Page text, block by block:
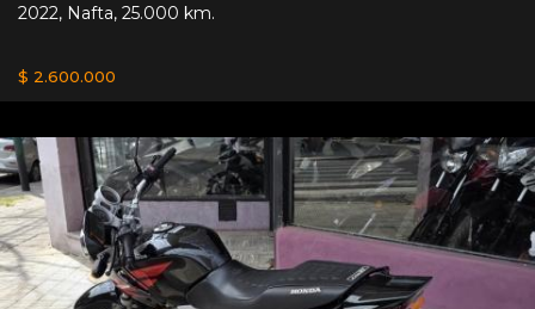
2022, Nafta, 25.000 km.
$ 2.600.000